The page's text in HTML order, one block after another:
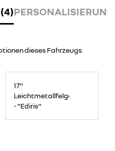
dieses Fahrzeugs
17"
Leichtmetallfelgen
- "Ediris"